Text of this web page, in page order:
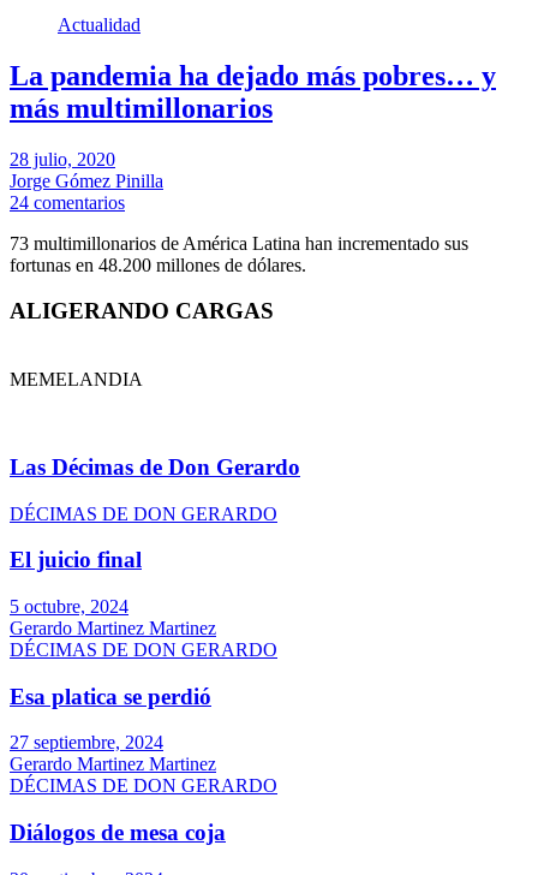
Actualidad
La pandemia ha dejado más pobres… y
más multimillonarios
28 julio, 2020
Jorge Gómez Pinilla
24 comentarios
73 multimillonarios de América Latina han incrementado sus
fortunas en 48.200 millones de dólares.
ALIGERANDO CARGAS
MEMELANDIA
Las Décimas de Don Gerardo
DÉCIMAS DE DON GERARDO
El juicio final
5 octubre, 2024
Gerardo Martinez Martinez
DÉCIMAS DE DON GERARDO
Esa platica se perdió
27 septiembre, 2024
Gerardo Martinez Martinez
DÉCIMAS DE DON GERARDO
Diálogos de mesa coja